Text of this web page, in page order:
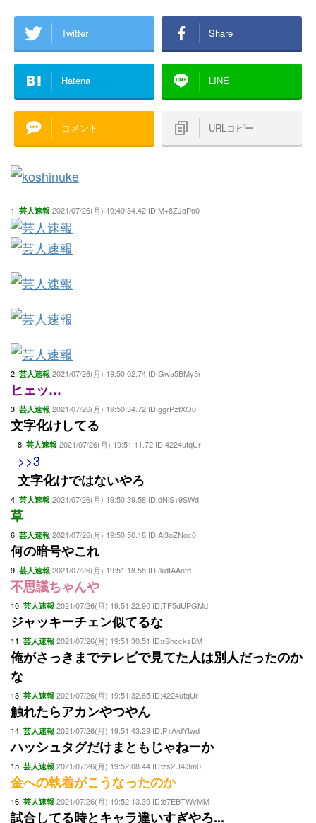
Twitter Share
Hatena LINE
コメント URLコピー
1: 芸人速報 2021/07/26(月) 19:49:34.42 ID:M+8ZJqPo0
2: 芸人速報 2021/07/26(月) 19:50:02.74 ID:Gwa5BMy3r
ヒェッ…
3: 芸人速報 2021/07/26(月) 19:50:34.72 ID:ggrPztXO0
文字化けしてる
8: 芸人速報 2021/07/26(月) 19:51:11.72 ID:4224utqUr
>>3
文字化けではないやろ
4: 芸人速報 2021/07/26(月) 19:50:39.58 ID:dNiS+9SWd
草
6: 芸人速報 2021/07/26(月) 19:50:50.18 ID:Aj3oZNoc0
何の暗号やこれ
9: 芸人速報 2021/07/26(月) 19:51:18.55 ID:/kdIAAnfd
不思議ちゃんや
10: 芸人速報 2021/07/26(月) 19:51:22.90 ID:TF5dUPGMd
ジャッキーチェン似てるな
11: 芸人速報 2021/07/26(月) 19:51:30.51 ID:rShccksBM
俺がさっきまでテレビで見てた人は別人だったのか
な
13: 芸人速報 2021/07/26(月) 19:51:32.65 ID:4224utqUr
触れたらアカンやつやん
14: 芸人速報 2021/07/26(月) 19:51:43.29 ID:P+A/dYtwd
ハッシュタグだけまともじゃねーか
15: 芸人速報 2021/07/26(月) 19:52:08.44 ID:zs2U4i3m0
金への執着がこうなったのか
16: 芸人速報 2021/07/26(月) 19:52:13.39 ID:b7EBTWvMM
試合してる時とキャラ違いすぎやろ...